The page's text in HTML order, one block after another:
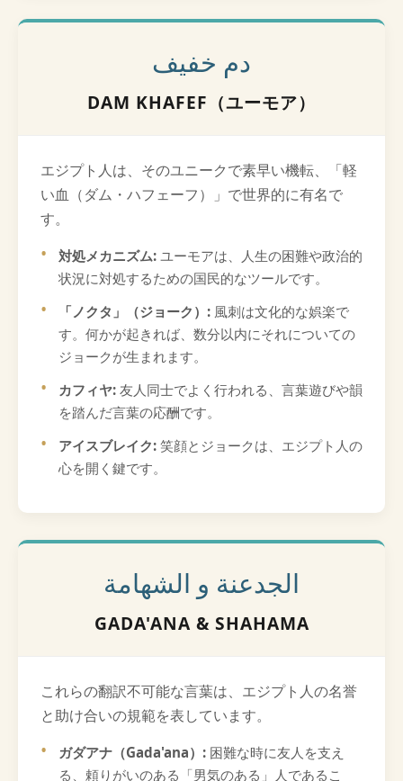
دم خفيف
DAM KHAFEF（ユーモア）
エジプト人は、そのユニークで素早い機転、「軽
い血（ダム・ハフェーフ）」で世界的に有名で
す。
対処メカニズム: ユーモアは、人生の困難や政治的
状況に対処するための国民的なツールです。
「ノクタ」（ジョーク）: 風刺は文化的な娯楽で
す。何かが起きれば、数分以内にそれについての
ジョークが生まれます。
カフィヤ: 友人同士でよく行われる、言葉遊びや韻
を踏んだ言葉の応酬です。
アイスブレイク: 笑顔とジョークは、エジプト人の
心を開く鍵です。
الجدعنة و الشهامة
GADA'ANA & SHAHAMA
これらの翻訳不可能な言葉は、エジプト人の名誉
と助け合いの規範を表しています。
ガダアナ（Gada'ana）: 困難な時に友人を支え
る、頼りがいのある「男気のある」人であるこ